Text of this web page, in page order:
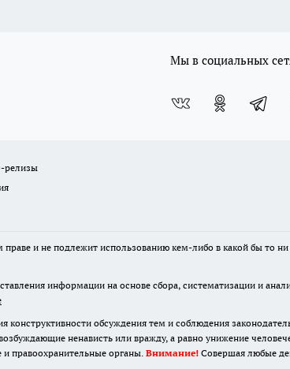
Мы в социальных
релизы
и не подлежит использованию кем-либо в какой бы то
информации на основе сбора, систематизации и
обсуждения тем и соблюдения
ненависть или вражду, а равно унижение
правоохранительные органы. Внимание! Совершая любые